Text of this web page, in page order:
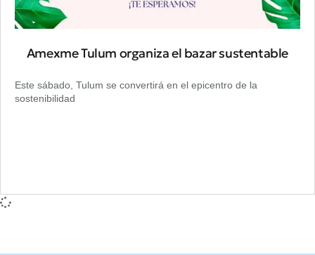
Amexme Tulum organiza el bazar sustentable
Este sábado, Tulum se convertirá en el epicentro de la
sostenibilidad